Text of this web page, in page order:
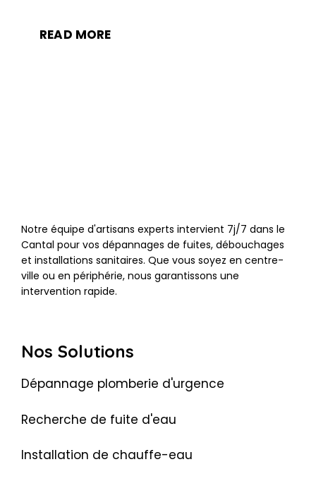
READ MORE
Notre équipe d'artisans experts intervient 7j/7 dans le
Cantal pour vos dépannages de fuites, débouchages
et installations sanitaires. Que vous soyez en centre-
ville ou en périphérie, nous garantissons une
intervention rapide.
Nos Solutions
Dépannage plomberie d'urgence
Recherche de fuite d'eau
Installation de chauffe-eau